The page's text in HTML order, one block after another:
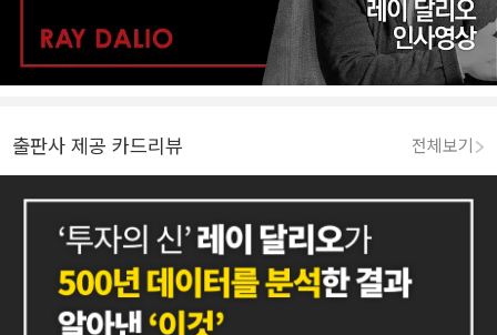
출판사 제공 카드리뷰 전체보기